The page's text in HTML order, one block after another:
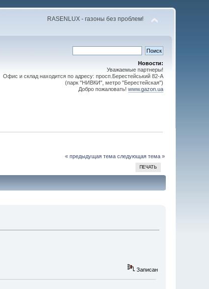
RASENLUX - газоны без проблем!
Новости:
Уважаемые партнеры!
Офис и склад находится по адресу: просп.Берестейський 82-А
(парк "НИВКИ", метро "Берестейская")
Добро пожаловать! www.gazon.ua
« предыдущая тема следующая тема »
ПЕЧАТЬ
Записан